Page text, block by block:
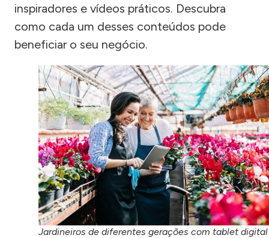
inspiradores e vídeos práticos. Descubra
como cada um desses conteúdos pode
beneficiar o seu negócio.
Jardineiros de diferentes gerações com tablet digital